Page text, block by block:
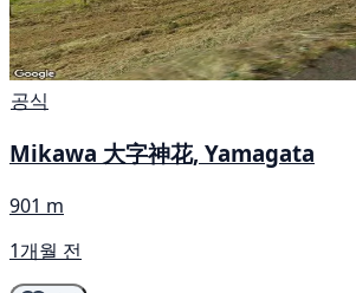
공식
Mikawa 大字神花, Yamagata
901 m
1개월 전